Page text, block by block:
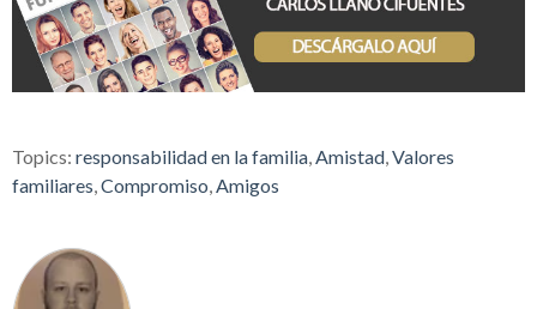
Topics: responsabilidad en la familia,Amistad,Valores
familiares,Compromiso,Amigos